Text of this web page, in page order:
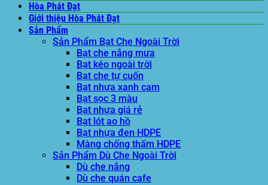
Hòa Phát Đạt
Giới thiệu Hòa Phát Đạt
Sản Phẩm
Sản Phẩm Bạt Che Ngoài Trời
Bạt che nắng mưa
Bạt kéo ngoài trời
Bạt che tự cuốn
Bạt nhựa xanh cam
Bạt sọc 3 màu
Bạt nhựa giá rẻ
Bạt lót ao hồ
Bạt nhựa đen HDPE
Màng chống thấm HDPE
Sản Phẩm Dù Che Ngoài Trời
Dù che nắng
Dù che quán cafe